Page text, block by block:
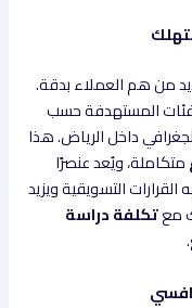
من هم العملاء بدقة.
المستهدفة حسب
داخل الرياض. هذا
متكاملة، ويُعد عنصرًا
القرارات التسويقية ويزيد
معتكلفة دراسة